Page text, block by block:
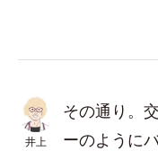
井上
その通り。
ーのように